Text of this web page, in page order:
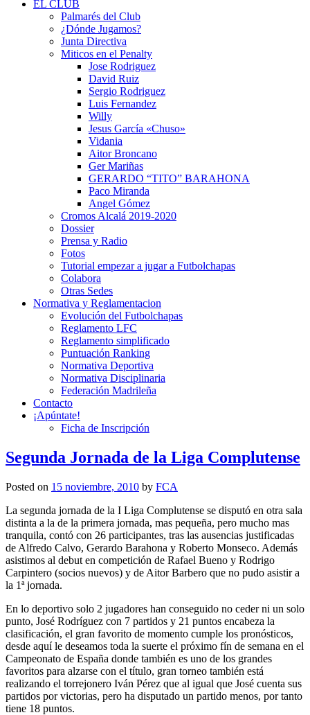
EL CLUB
Palmarés del Club
¿Dónde Jugamos?
Junta Directiva
Miticos en el Penalty
Jose Rodriguez
David Ruiz
Sergio Rodriguez
Luis Fernandez
Willy
Jesus García «Chuso»
Vidania
Aitor Broncano
Ger Mariñas
GERARDO “TITO” BARAHONA
Paco Miranda
Angel Gómez
Cromos Alcalá 2019-2020
Dossier
Prensa y Radio
Fotos
Tutorial empezar a jugar a Futbolchapas
Colabora
Otras Sedes
Normativa y Reglamentacion
Evolución del Futbolchapas
Reglamento LFC
Reglamento simplificado
Puntuación Ranking
Normativa Deportiva
Normativa Disciplinaria
Federación Madrileña
Contacto
¡Apúntate!
Ficha de Inscripción
Segunda Jornada de la Liga Complutense
Posted on 15 noviembre, 2010 by FCA
La segunda jornada de la I Liga Complutense se disputó en otra sala
distinta a la de la primera jornada, mas pequeña, pero mucho mas
tranquila, contó con 26 participantes, tras las ausencias justificadas
de Alfredo Calvo, Gerardo Barahona y Roberto Monseco. Además
asistimos al debut en competición de Rafael Bueno y Rodrigo
Carpintero (socios nuevos) y de Aitor Barbero que no pudo asistir a
la 1ª jornada.
En lo deportivo solo 2 jugadores han conseguido no ceder ni un solo
punto, José Rodríguez con 7 partidos y 21 puntos encabeza la
clasificación, el gran favorito de momento cumple los pronósticos,
desde aquí le deseamos toda la suerte el próximo fín de semana en el
Campeonato de España donde también es uno de los grandes
favoritos para alzarse con el título, gran torneo también está
realizando el torrejonero Iván Pérez que al igual que José cuenta sus
partidos por victorias, pero ha disputado un partido menos, por tanto
tiene 18 puntos.